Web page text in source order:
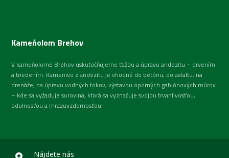
Kameňolom Brehov
V kameňolome Brehov uskutočňujeme ťažbu a úpravu andezitu – drvením
a triedením. Kamenivo z andezitu je vhodné do betónu, do asfaltu, na
drenáže, na úpravu vodných tokov, výstavbu oporných gabiónových múrov
– kde sa vyžaduje surovina, ktorá sa vyznačuje svojou trvanlivosťou,
odolnosťou a mrazuvzdornosťou.
Nájdete nás